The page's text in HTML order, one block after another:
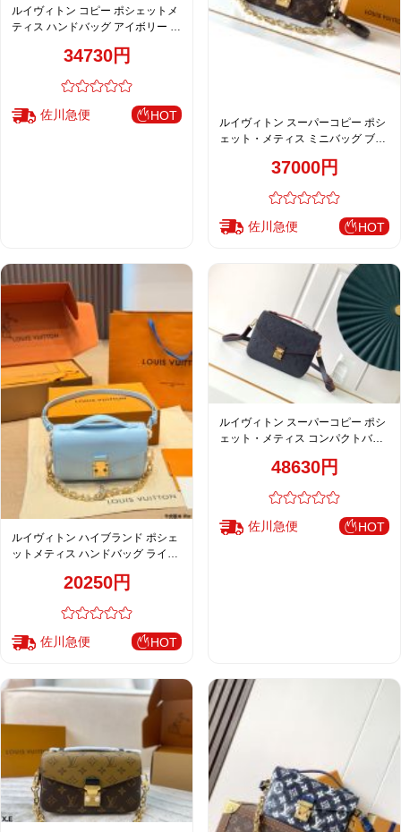
ルイヴィトン コピー ポシェットメ
ティス ハンドバッグ アイボリー レ
34730円
佐川急便 HOT
ルイヴィトン スーパーコピー ポシ
ェット・メティス ミニバッグ ブラ
37000円
佐川急便 HOT
ルイヴィトン ハイブランド ポシェ
ットメティス ハンドバッグ ライト
20250円
佐川急便 HOT
ルイヴィトン スーパーコピー ポシ
ェット・メティス コンパクトバッ
金具 洗練デザイン M41487
48630円
佐川急便 HOT